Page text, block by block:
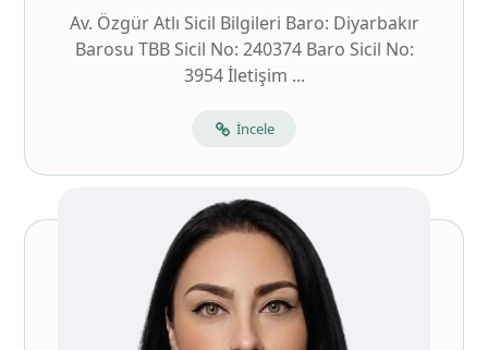
Av. Özgür Atlı Sicil Bilgileri Baro: Diyarbakır
Barosu TBB Sicil No: 240374 Baro Sicil No:
3954 İletişim ...
İncele